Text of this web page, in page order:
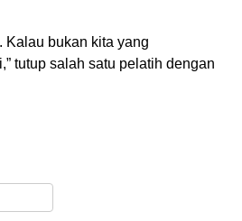
Kalau bukan kita yang
tutup salah satu pelatih dengan